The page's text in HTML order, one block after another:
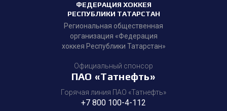
ФЕДЕРАЦИЯ ХОККЕЯ
РЕСПУБЛИКИ ТАТАРСТАН
Региональная общественная
организация «Федерация
хоккея Республики Татарстан»
Официальный спонсор
ПАО «Татнефть»
Горячая линия ПАО «Татнефть»
+7 800 100-4-112